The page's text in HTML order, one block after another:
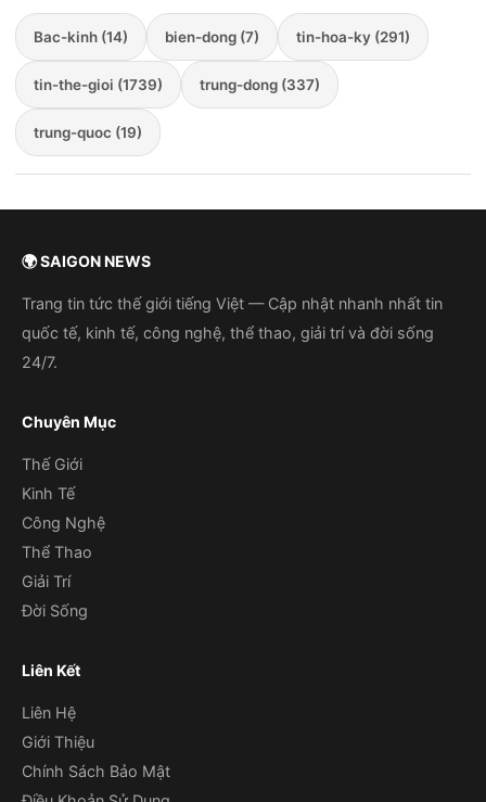
tin-the-gioi (1739) trung-dong (337)
trung-quoc (19)
Trang tin tức thế giới tiếng Việt — Cập nhật nhanh nhất tin
quốc tế, kinh tế, công nghệ, thể thao, giải trí và đời sống
24/7.
Thế Giới
Kinh Tế
Công Nghệ
Giải Trí
Đời Sống
Liên Hệ
Chính Sách Bảo Mật
Điều Khoản Sử Dụng